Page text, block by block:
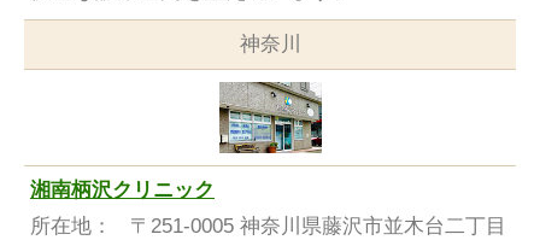
神奈川
湘南柄沢クリニック
所在地：
〒251-0005 神奈川県藤沢市並木台二丁目